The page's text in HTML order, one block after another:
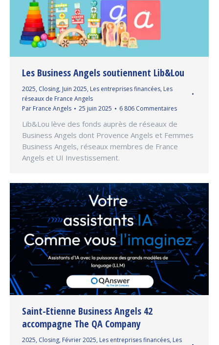
Les Business Angels soutiennent Lib&Lou
2025, Closing, Juin 2025, Les entreprises financées, Les
réseaux de France Angels
Par France Angels 25 juin 2025 6 806 Commentaires
Lib&Lou lève des fonds auprès de réseaux de
Business Angels dont Provence Angels et Femmes
Business Angels, réseaux membres de France
Angels et UI Investissement.
Saint-Etienne Business Angels 42
accompagne The QA Company
2025, Closing, Février 2025, Les entreprises financées, Les